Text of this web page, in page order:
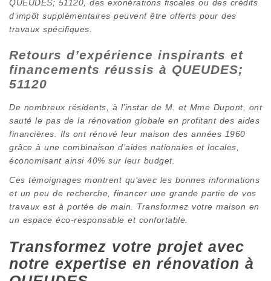
QUEUDES; 51120, des exonérations fiscales ou des crédits
d’impôt supplémentaires peuvent être offerts pour des
travaux spécifiques.
Retours d’expérience inspirants et
financements réussis à QUEUDES;
51120
De nombreux résidents, à l’instar de M. et Mme Dupont, ont
sauté le pas de la rénovation globale en profitant des aides
financières. Ils ont rénové leur maison des années 1960
grâce à une combinaison d’aides nationales et locales,
économisant ainsi 40% sur leur budget.
Ces témoignages montrent qu’avec les bonnes informations
et un peu de recherche, financer une grande partie de vos
travaux est à portée de main. Transformez votre maison en
un espace éco-responsable et confortable.
Transformez votre projet avec
notre expertise en rénovation à